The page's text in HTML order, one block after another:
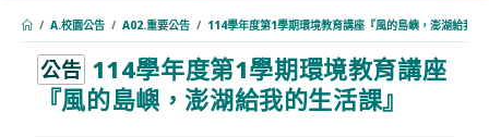
/ A.校園公告 / A02.重要公告 / 114學年度第1學期環境教育講座『風的島嶼，澎湖給我的
公告 114學年度第1學期環境教育講座
『風的島嶼，澎湖給我的生活課』